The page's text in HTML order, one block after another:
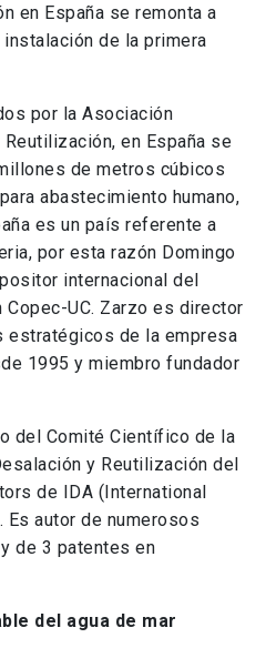
en España se remonta a
de la primera
por la Asociación
en España se
de metros cúbicos
abastecimiento humano,
es un país referente a
por esta razón Domingo
internacional del
Copec-UC. Zarzo es director
estratégicos de la empresa
1995 y miembro fundador
del Comité Científico de la
y Reutilización del
de IDA (International
autor de numerosos
de 3 patentes en
del agua de mar